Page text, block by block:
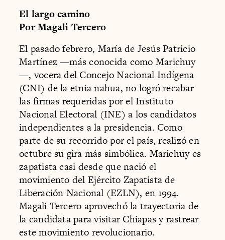
El largo camino
Por Magali Tercero
El pasado febrero, María de Jesús Patricio
Martínez —más conocida como Marichuy
—, vocera del Concejo Nacional Indígena
(CNI) de la etnia nahua, no logró recabar
las firmas requeridas por el Instituto
Nacional Electoral (INE) a los candidatos
independientes a la presidencia. Como
parte de su recorrido por el país, realizó en
octubre su gira más simbólica. Marichuy es
zapatista casi desde que nació el
movimiento del Ejército Zapatista de
Liberación Nacional (EZLN), en 1994.
Magali Tercero aprovechó la trayectoria de
la candidata para visitar Chiapas y rastrear
este movimiento revolucionario.